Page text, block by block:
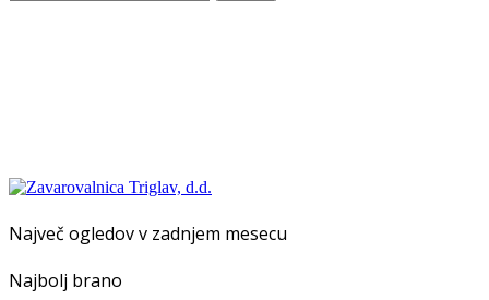
Največ ogledov v zadnjem mesecu
Najbolj brano